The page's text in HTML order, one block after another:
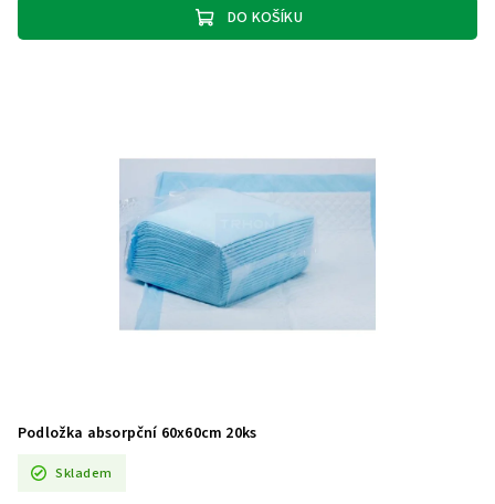
DO KOŠÍKU
Podložka absorpční 60x60cm 20ks
Skladem